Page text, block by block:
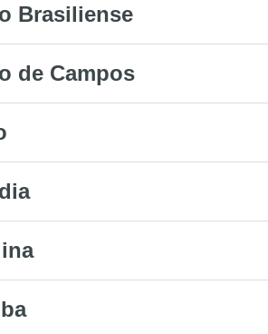
Brasiliense
de Campos